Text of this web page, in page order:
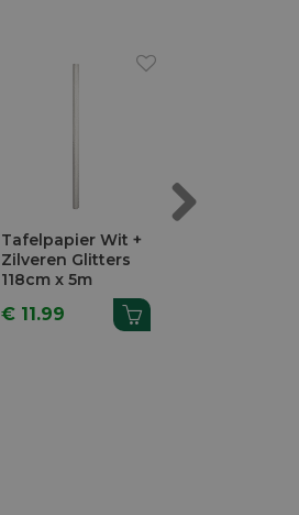
Tafelpapier Wit +
Zilveren Glitters
118cm x 5m
€ 11.99